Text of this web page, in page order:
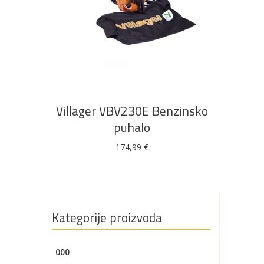
galanterija
ElektromaterijalVijčana
roba
namještaj
Villager VBV230E Benzinsko
puhalo
174,99 €
Kategorije proizvoda
000